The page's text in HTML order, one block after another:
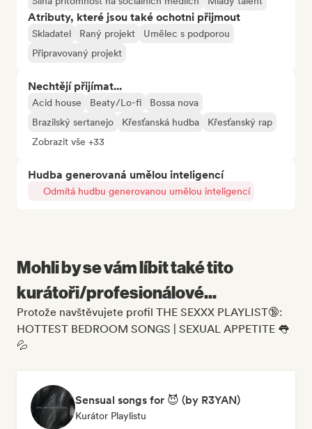
Atributy, které jsou také ochotni přijmout
Skladatel Raný projekt
Umělec s podporou
Připravovaný projekt
Nechtějí přijímat...
Acid house Beaty/Lo-fi
Bossa nova
Brazilský sertanejo
Křesťanská hudba
Křesťanský rap
Zobrazit vše +33
Hudba generovaná umělou inteligencí
Odmítá hudbu generovanou umělou inteligencí
Mohli by se vám líbit také tito
kurátoři/profesionálové...
Protože navštěvujete profil THE SEXXX PLAYLIST🔞:
HOTTEST BEDROOM SONGS | SEXUAL APPETITE 👅
💦
Sensual songs for 😈 (by R3YAN)
Kurátor Playlistu